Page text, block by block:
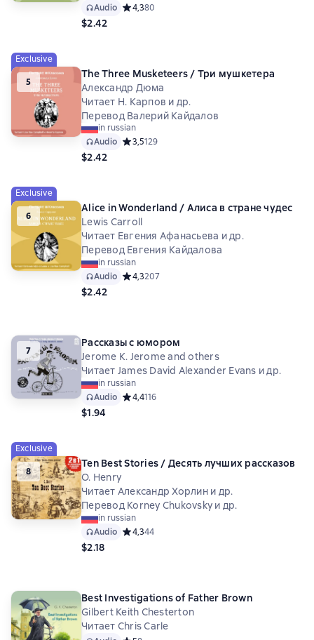
Audio Средний рейтинг 4,3 на основе 80 оценок
4,380
$2.42
Exclusive
5
The Three Musketeers / Три мушкетера
Александр Дюма
Читает Н. Карпов и др.
Перевод Валерий Кайдалов
in russian
Audio Средний рейтинг 3,5 на основе 129 оценок
3,5129
$2.42
Exclusive
6
Alice in Wonderland / Алиса в стране чудес
Lewis Carroll
Читает Евгения Афанасьева и др.
Перевод Евгения Кайдалова
in russian
Audio Средний рейтинг 4,3 на основе 207 оценок
4,3207
$2.42
7
Рассказы с юмором
Jerome K. Jerome and others
Читает James David Alexander Evans и др.
in russian
Audio Средний рейтинг 4,4 на основе 116 оценок
4,4116
$1.94
Exclusive
8
Ten Best Stories / Десять лучших рассказов
O. Henry
Читает Александр Хорлин и др.
Перевод Korney Chukovsky и др.
in russian
Audio Средний рейтинг 4,3 на основе 44 оценок
4,344
$2.18
Best Investigations of Father Brown
Gilbert Keith Chesterton
Читает Chris Carle